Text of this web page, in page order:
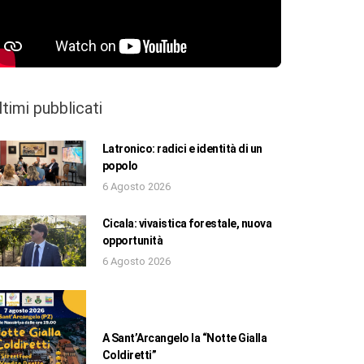
pubblicati
Latronico: radici e identità di un
popolo
6 Agosto 2026
Cicala: vivaistica forestale, nuova
opportunità
6 Agosto 2026
A Sant’Arcangelo la “Notte Gialla
Coldiretti”